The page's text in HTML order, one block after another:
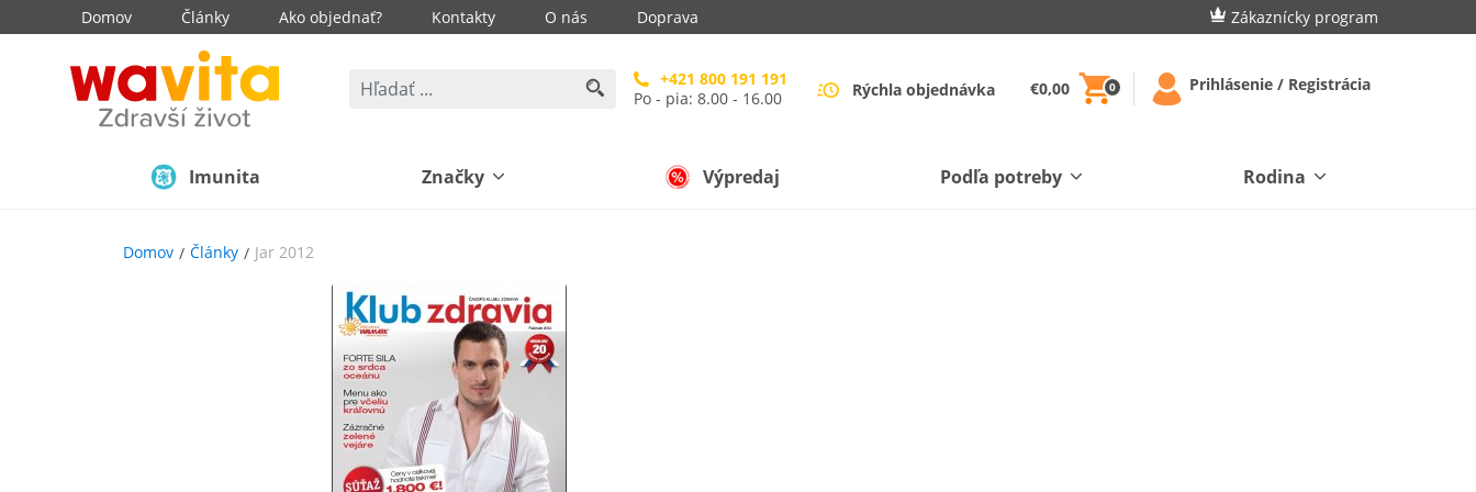
Domov Články Ako objednať? Kontakty O nás Doprava Zákaznícky program
+421 800 191 191
Po - pia: 8.00 - 16.00
Rýchla objednávka €0,00 0 Prihlásenie / Registrácia
Imunita Značky Výpredaj Podľa potreby Rodina
Domov Články Jar 2012